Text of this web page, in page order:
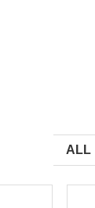
ALL